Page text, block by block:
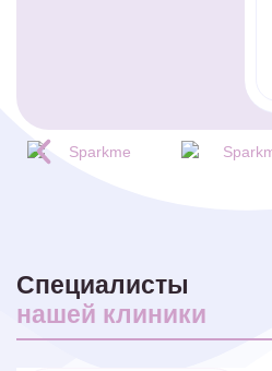
Специалисты
нашей клиники